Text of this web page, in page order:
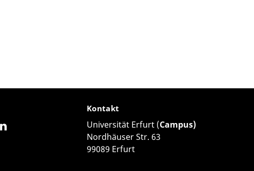
Kontakt
Universität Erfurt (Campus)
Nordhäuser Str. 63
99089 Erfurt